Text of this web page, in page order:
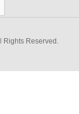
Rights Reserved.